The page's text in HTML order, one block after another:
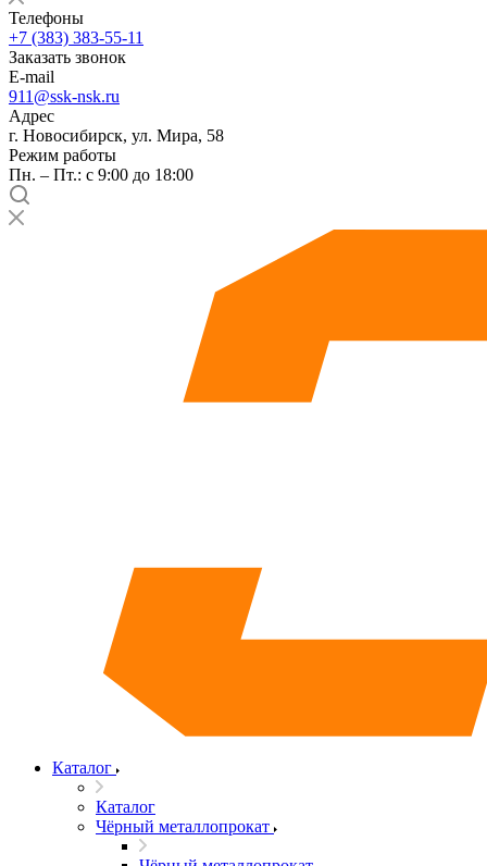
Телефоны
+7 (383) 383-55-11
Заказать звонок
E-mail
911@ssk-nsk.ru
Адрес
г. Новосибирск, ул. Мира, 58
Режим работы
Пн. – Пт.: с 9:00 до 18:00
Каталог
Каталог
Чёрный металлопрокат